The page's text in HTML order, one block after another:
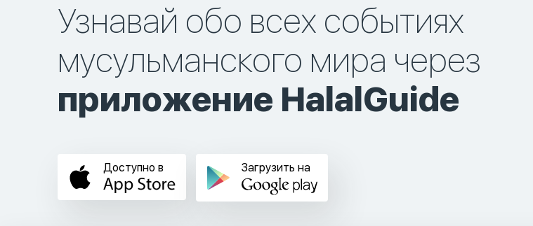
Узнавай обо всех событиях
мусульманского мира через
приложение HalalGuide
Доступно в Загрузить на